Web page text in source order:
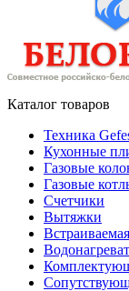
Каталог товаров
Техника
Кухонные
Газовые
Газовые
Счетчики
Вытяжки